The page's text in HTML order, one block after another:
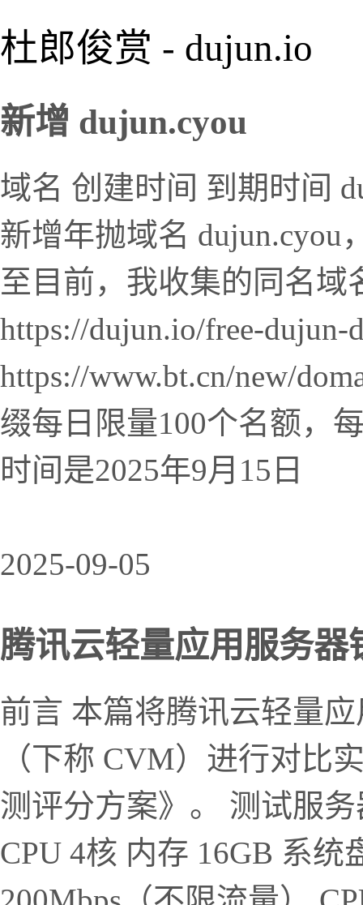
杜郎俊赏 - dujun.io
新增 dujun.cyou
域名 创建时间 到期时间
新增年抛域名 dujun.cyou
至目前，我收集的同名域
https://dujun.io/free-
https://www.bt.cn/new/
缀每日限量100个名额，
时间是2025年9月15日
2025-09-05
腾讯云轻量应用服务器
前言 本篇将腾讯云轻量
（下称 CVM）进行对比
测评分方案》。 测试服
CPU 4核 内存 16GB 系统